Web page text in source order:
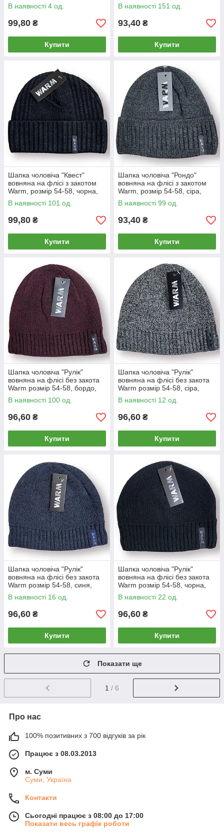
020134
В наявності 4 од.
99,80 ₴
Купити
020141
В наявності 151 од.
93,40 ₴
Купити
Шапка чоловіча "Квест"
вовняна на флісі з закотом
Warm, розмір 54-58, чорна,
020143
В наявності 101 од.
99,80 ₴
Купити
Шапка чоловіча "Рондо"
вовняна на флісі з закотом
Warm, розмір 54-58, сіра,
020140
В наявності 99 од.
93,40 ₴
Купити
Шапка чоловіча "Рулік"
вовняна на флісі без закота
Warm розмір 54-58, бордо,
020148
В наявності 100 од.
96,60 ₴
Купити
Шапка чоловіча "Рулік"
вовняна на флісі без закота
Warm розмір 54-58, сіра,
020149
В наявності 12 од.
96,60 ₴
Купити
Шапка чоловіча "Рулік"
вовняна на флісі без закота
Warm розмір 54-58, синя,
020151
В наявності 16 од.
96,60 ₴
Купити
Шапка чоловіча "Рулік"
вовняна на флісі без закота
Warm розмір 54-58, чорна,
020152
В наявності 22 од.
96,60 ₴
Купити
Показати ще
1 / 6
Про нас
100% позитивних з 700 відгуків за рік
Працює з 08.03.2013
м. Суми
Суми, Україна
Контакти
Сьогодні працює з 08:00 до 17:00
Показати весь графік роботи